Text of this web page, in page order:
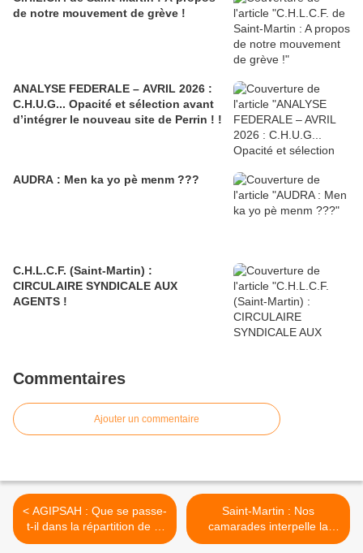
de notre mouvement de grève !
ANALYSE FEDERALE – AVRIL 2026 :
C.H.U.G... Opacité et sélection avant
d’intégrer le nouveau site de Perrin ! !
AUDRA : Men ka yo pè menm ???
C.H.L.C.F. (Saint-Martin) :
CIRCULAIRE SYNDICALE AUX
AGENTS !
Commentaires
Ajouter un commentaire
< AGIPSAH : Que se passe-
t-il dans la répartition de la
prime COVID ?
Saint-Martin : Nos
camarades interpelle la
Direction de l'hôpital sur la